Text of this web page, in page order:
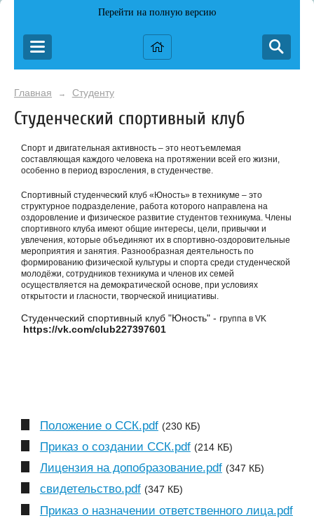
Перейти на полную версию
Главная → Студенту
Студенческий спортивный клуб
Спорт и двигательная активность – это неотъемлемая
составляющая каждого человека на протяжении всей его жизни,
особенно в период взросления, в студенчестве.
Спортивный студенческий клуб «Юность» в техникуме – это
структурное подразделение, работа которого направлена на
оздоровление и физическое развитие студентов техникума. Члены
спортивного клуба имеют общие интересы, цели, привычки и
увлечения, которые объединяют их в спортивно-оздоровительные
мероприятия и занятия. Разнообразная деятельность по
формированию физической культуры и спорта среди студенческой
молодёжи, сотрудников техникума и членов их семей
осуществляется на демократической основе, при условиях
открытости и гласности, творческой инициативы.
Студенческий спортивный клуб "Юность" - группа в VK
https://vk.com/club227397601
Положение о ССК.pdf (230 КБ)
Приказ о создании ССК.pdf (214 КБ)
Лицензия на допобразование.pdf (347 КБ)
свидетельство.pdf (347 КБ)
Приказ о назначении ответственного лица.pdf